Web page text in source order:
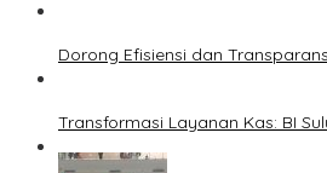
Dorong Efisiensi dan
Transformasi Layanan Kas: BI